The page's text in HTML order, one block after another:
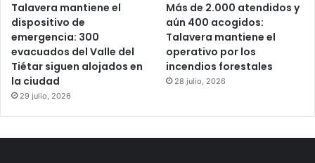
Talavera mantiene el
dispositivo de
emergencia: 300
evacuados del Valle del
Tiétar siguen alojados en
la ciudad
29 julio, 2026
Más de 2.000 atendidos y
aún 400 acogidos:
Talavera mantiene el
operativo por los
incendios forestales
28 julio, 2026